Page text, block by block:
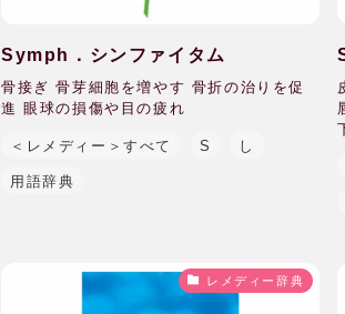
Symph．シンファイタム
骨接ぎ 骨芽細胞を増やす 骨折の治りを促
進 眼球の損傷や目の疲れ
＜レメディー＞すべて S し
用語辞典
レメディー辞典